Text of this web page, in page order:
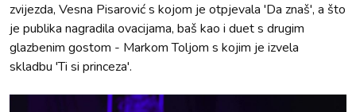
zvijezda, Vesna Pisarović s kojom je otpjevala 'Da znaš', a što
je publika nagradila ovacijama, baš kao i duet s drugim
glazbenim gostom - Markom Toljom s kojim je izvela
skladbu 'Ti si princeza'.